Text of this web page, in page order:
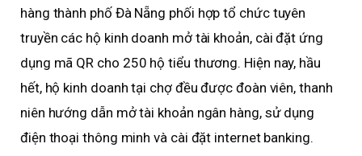
hàng thành phố Đà Nẵng phối hợp tổ chức tuyên
truyền các hộ kinh doanh mở tài khoản, cài đặt ứng
dụng mã QR cho 250 hộ tiểu thương. Hiện nay, hầu
hết, hộ kinh doanh tại chợ đều được đoàn viên, thanh
niên hướng dẫn mở tài khoản ngân hàng, sử dụng
điện thoại thông minh và cài đặt internet banking.